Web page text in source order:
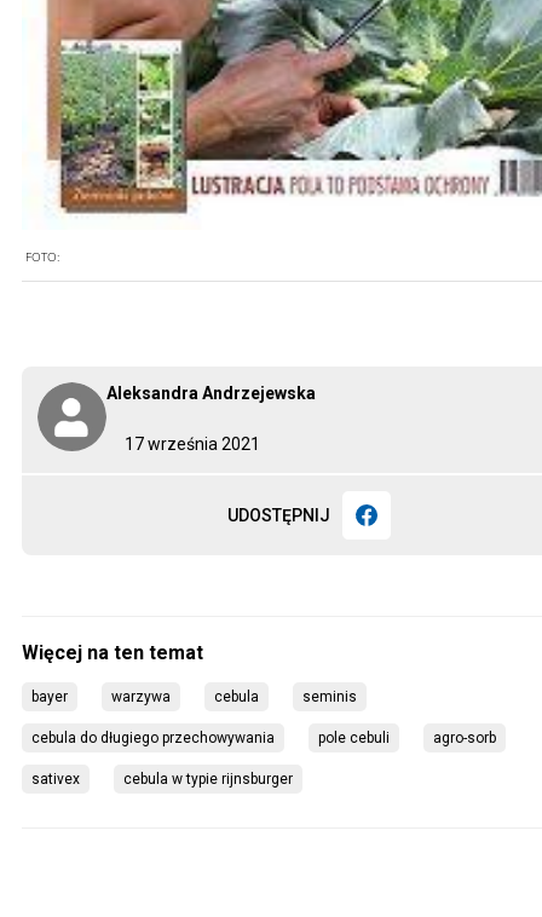
17 września 2021
Aleksandra Andrzejewska
UDOSTĘPNIJ
FOTO:
bayer warzywa cebula seminis
cebula do długiego przechowywania pole cebuli agro-sorb
sativex cebula w typie rijnsburger